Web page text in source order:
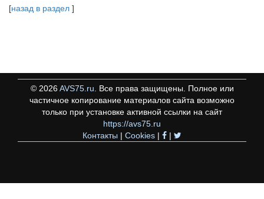
[назад в раздел ]
© 2026 AVS75.ru . Все права защищены. Полное или
частичное копирование материалов сайта возможно
только при установке активной ссылки на сайт
https://avs75.ru
Контакты | Cookies | |